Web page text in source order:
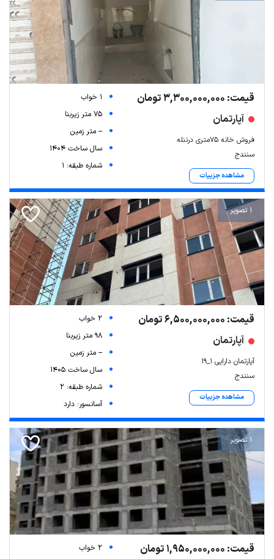
قیمت: 3,300,000,000 تومان
آپارتمان
فروش خانه ۷۵متری درننله
سنندج
مشاهده جزییات
1 خواب
75 متر زیربنا
-- متر زمین
سال ساخت 1404
شماره طبقه: 1
1 تصویر
قیمت: 6,500,000,000 تومان
آپارتمان
آپارتمان دارایی ۱_۱۹
سنندج
مشاهده جزییات
2 خواب
98 متر زیربنا
-- متر زمین
سال ساخت 1405
شماره طبقه: 2
آسانسور: دارد
1 تصویر
قیمت: 1,950,000,000 تومان
2 خواب